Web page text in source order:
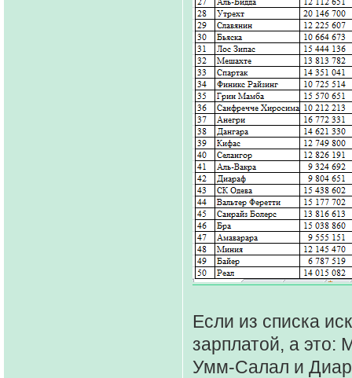
Если из списка
зарплатой, а это:
Умм-Салал и